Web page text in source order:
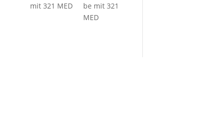
mit 321 MED
be mit 321
MED